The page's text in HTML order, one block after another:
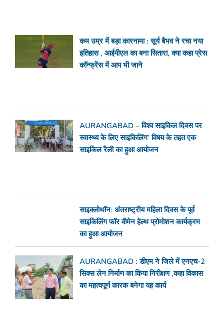
कम उम्र में बड़ा कारनामा : सूर्य बैभव ने रचा नया
इतिहास , आईपीएल का बना सितारा, क्या कहा प्रेस
कॉन्फ्रेंस में आप भी जाने
AURANGABAD – विश्व साइकिल दिवस पर
स्वास्थ्य के लिए साइकिलिंग’ विषय के तहत एक
साइकिल रैली का हुआ आयोजन
साइक्लोथॉन: अंतराष्ट्रीय महिला दिवस के पूर्व
साइकिलिंग फॉर वीमेन हेल्थ प्रोमोशन कार्यक्रम
का हुआ आयोजन
AURANGABAD : डीएम ने जिले में एनएच-2
सिक्स लेन निर्माण का किया निरीक्षण ,कहा विकास
का महत्वपूर्ण कारक बनेगा यह कार्य